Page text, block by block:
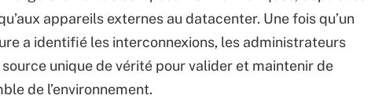
appareils externes au datacenter. Une fois qu’un
a identifié les interconnexions, les administrateurs
unique de vérité pour valider et maintenir de
de l’environnement.